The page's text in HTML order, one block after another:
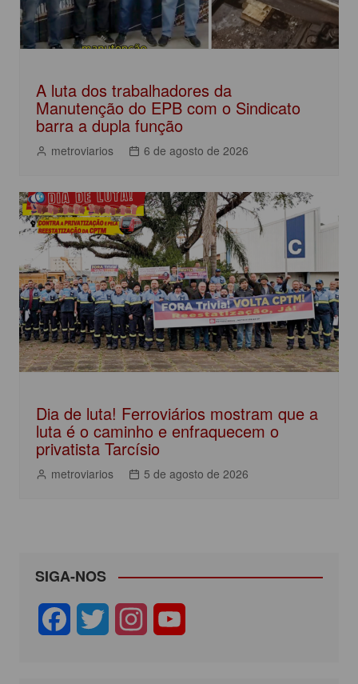
A luta dos trabalhadores da
Manutenção do EPB com o Sindicato
barra a dupla função
metroviarios 6 de agosto de 2026
Dia de luta! Ferroviários mostram que a
luta é o caminho e enfraquecem o
privatista Tarcísio
metroviarios 5 de agosto de 2026
SIGA-NOS